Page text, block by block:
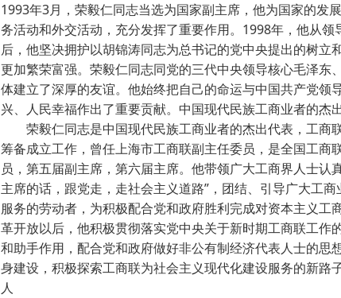
1993年3月，荣毅仁同志当选为国家副主席，他为国家的发
务活动和外交活动，充分发挥了重要作用。1998年，他从
后，他坚决拥护以胡锦涛同志为总书记的党中央提出的树
更加繁荣富强。荣毅仁同志同党的三代中央领导核心毛泽
体建立了深厚的友谊。他始终把自己的命运与中国共产党
兴、人民幸福作出了重要贡献。中国现代民族工商业者的杰
荣毅仁同志是中国现代民族工商业者的杰出代表，工商
筹备成立工作，曾任上海市工商联副主任委员，是全国工
员，第五届副主席，第六届主席。他带领广大工商界人士
主席的话，跟党走，走社会主义道路”，团结、引导广大工
服务的劳动者，为积极配合党和政府胜利完成对资本主义
革开放以后，他积极贯彻落实党中央关于新时期工商联工
和助手作用，配合党和政府做好非公有制经济代表人士的
身建设，积极探索工商联为社会主义现代化建设服务的新
人